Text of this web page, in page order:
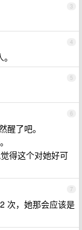
3
4
5
6
醒了吧。
得这个对她好可
7
次，她那会应该是